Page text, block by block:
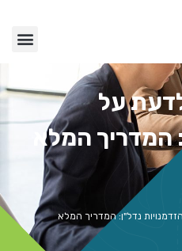
על
המדריך המלא
נדל"ן: המדריך המלא